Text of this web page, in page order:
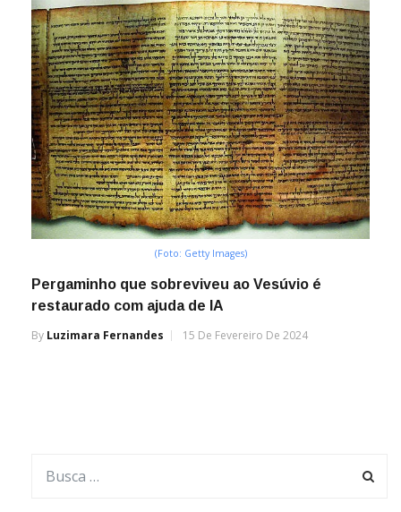
(Foto: Getty Images)
Pergaminho que sobreviveu ao Vesúvio é
restaurado com ajuda de IA
By Luzimara Fernandes 15 De Fevereiro De 2024